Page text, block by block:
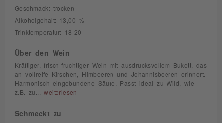
Geschmack: trocken
Alkoholgehalt: 13,00 %
Trinktemperatur: 18-20
Über den Wein
Kräftiger, frisch-fruchtiger Wein mit ausdrucksvollem Bukett, das
an vollreife Kirschen, Himbeeren und Johannisbeeren erinnert.
Harmonisch eingebundene Säure. Passt ideal zu Wild, wie
z.B. zu...weiterlesen
Schmeckt zu